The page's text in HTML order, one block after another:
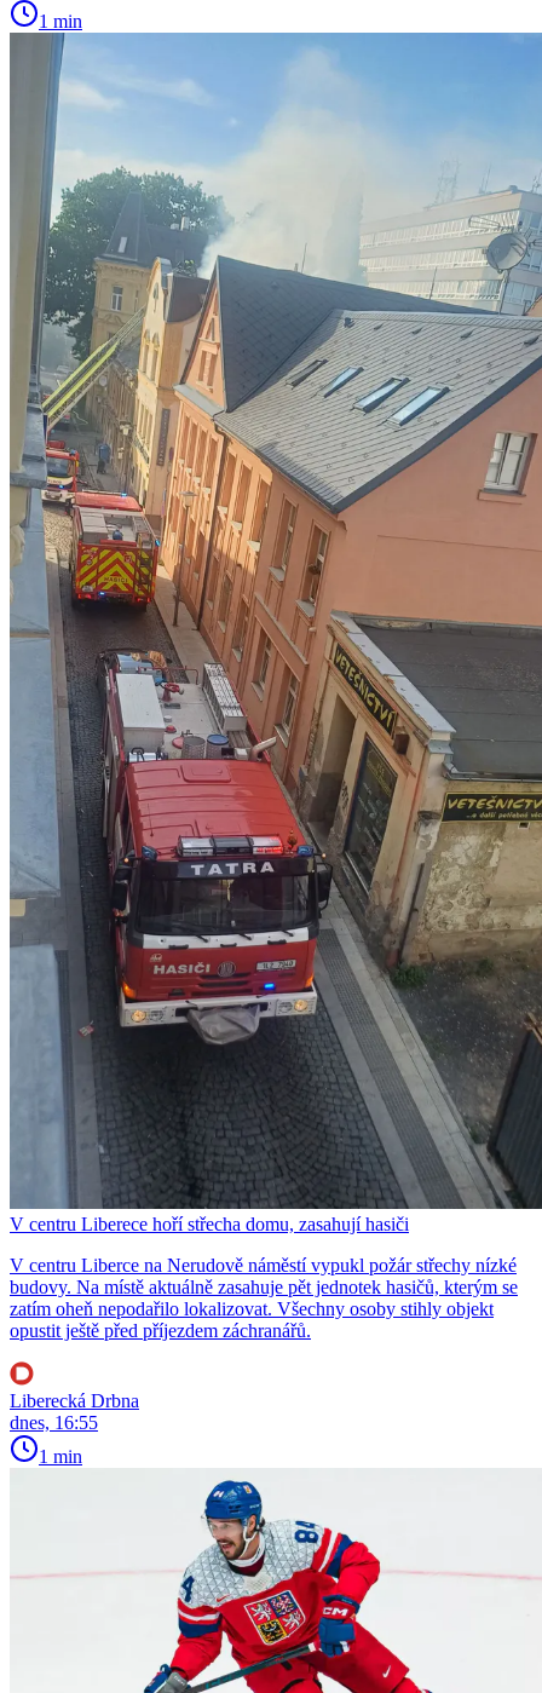
1 min
V centru Liberece hoří střecha domu, zasahují hasiči
V centru Liberce na Nerudově náměstí vypukl požár střechy nízké
budovy. Na místě aktuálně zasahuje pět jednotek hasičů, kterým se
zatím oheň nepodařilo lokalizovat. Všechny osoby stihly objekt
opustit ještě před příjezdem záchranářů.
Liberecká Drbna
dnes, 16:55
1 min